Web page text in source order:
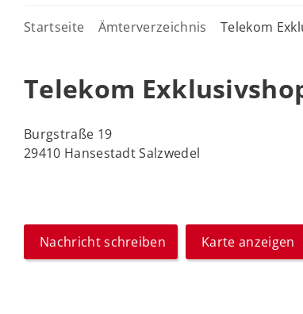
Startseite Ämterverzeichnis Telekom
Telekom
Burgstraße 19
29410 Hansestadt Salzwedel
Nachricht schreiben Karte anzeigen